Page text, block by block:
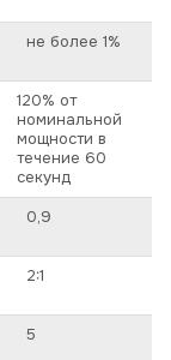
не более 1%
120% от
номинальной
мощности в
течение 60
секунд
0,9
2:1
5